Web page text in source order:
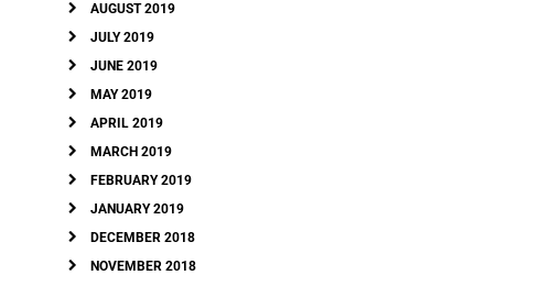
AUGUST 2019
JULY 2019
JUNE 2019
MAY 2019
APRIL 2019
MARCH 2019
FEBRUARY 2019
JANUARY 2019
DECEMBER 2018
NOVEMBER 2018